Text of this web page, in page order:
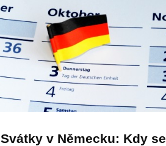
Svátky v Německu: Kdy se